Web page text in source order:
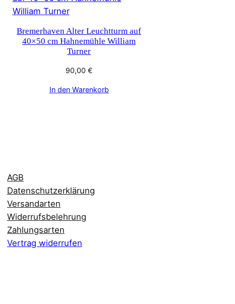
Bremerhaven Alter Leuchtturm auf
40×50 cm Hahnemühle William
Turner
90,00 €
In den Warenkorb
AGB
Datenschutzerklärung
Versandarten
Widerrufsbelehrung
Zahlungsarten
Vertrag widerrufen